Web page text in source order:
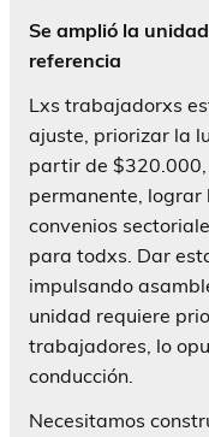
Se amplió la
referencia
Lxs trabajadorxs
ajuste, priorizar la
partir de
permanente,
convenios
para todxs. Dar
impulsando
unidad requiere
trabajadores, lo
conducción.
Necesitamos